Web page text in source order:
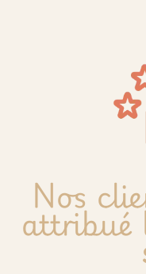
Nos
attribué